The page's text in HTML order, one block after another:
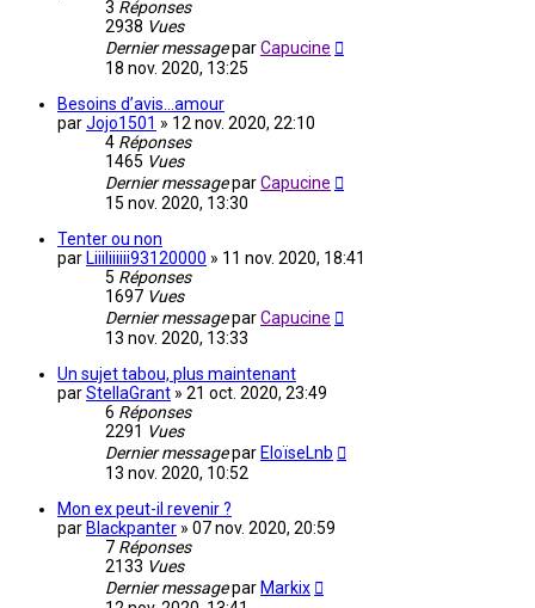
3 Réponses
2938 Vues
Dernier messageparCapucine
18 nov. 2020, 13:25
Besoins d’avis...amour
parJojo1501 » 12 nov. 2020, 22:10
4 Réponses
1465 Vues
Dernier messageparCapucine
15 nov. 2020, 13:30
Tenter ou non
par Liiiliiiiii93120000 » 11 nov. 2020, 18:41
5 Réponses
1697 Vues
Dernier messageparCapucine
13 nov. 2020, 13:33
Un sujet tabou, plus maintenant
parStellaGrant » 21 oct. 2020, 23:49
6 Réponses
2291 Vues
Dernier messagepar EloïseLnb
13 nov. 2020, 10:52
Mon ex peut-il revenir ?
par Blackpanter » 07 nov. 2020, 20:59
7 Réponses
2133 Vues
Dernier messagepar Markix